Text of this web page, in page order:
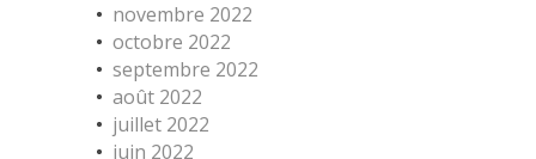
novembre 2022
octobre 2022
septembre 2022
août 2022
juillet 2022
juin 2022